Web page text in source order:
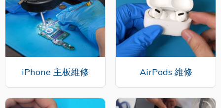
iPhone 主板維修 AirPods 維修